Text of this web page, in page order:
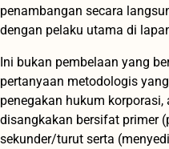
penambangan secara
dengan pelaku utama di
Ini bukan pembelaan yang
pertanyaan metodologis
penegakan hukum
disangkakan bersifat primer
sekunder/turut serta